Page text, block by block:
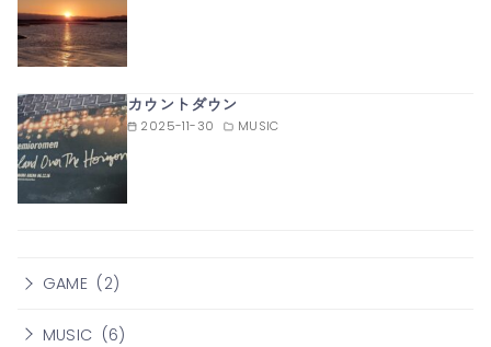
2025-11-30 MUSIC
カウントダウン
GAME (2)
MUSIC (6)